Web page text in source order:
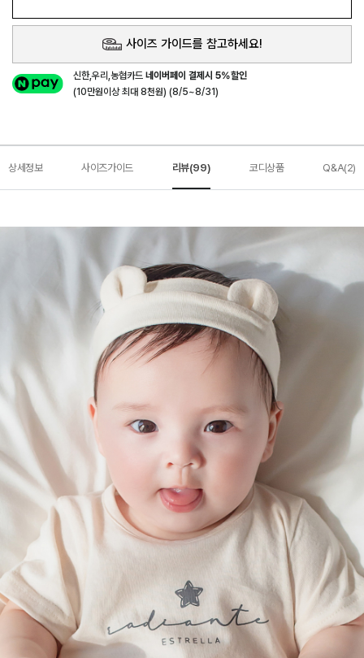
사이즈 가이드를 참고하세요!
신한,우리,농협카드네이버페이 결제시 5%할인
(10만원이상 최대 8천원) (8/5~8/31)
상세정보 사이즈가이드 리뷰(99) 코디상품 Q&A(2)